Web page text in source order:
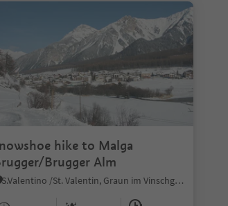
hike to Malga
Brugger Alm
S.Valentino /St. Valentin, Graun im Vinschgau/Curon Venosta, Vinschgau/Val Venosta